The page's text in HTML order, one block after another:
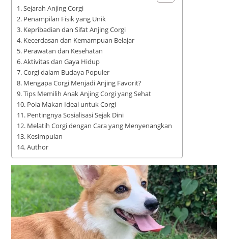
Sejarah Anjing Corgi
Penampilan Fisik yang Unik
Kepribadian dan Sifat Anjing Corgi
Kecerdasan dan Kemampuan Belajar
Perawatan dan Kesehatan
Aktivitas dan Gaya Hidup
Corgi dalam Budaya Populer
Mengapa Corgi Menjadi Anjing Favorit?
Tips Memilih Anak Anjing Corgi yang Sehat
Pola Makan Ideal untuk Corgi
Pentingnya Sosialisasi Sejak Dini
Melatih Corgi dengan Cara yang Menyenangkan
Kesimpulan
Author